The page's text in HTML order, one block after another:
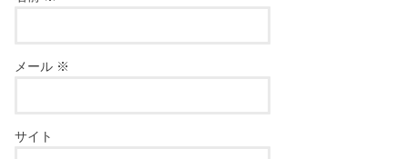
メール ※
サイト